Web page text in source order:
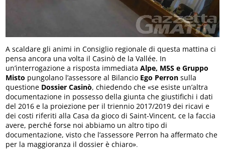
A scaldare gli animi in Consiglio regionale di questa mattina ci
pensa ancora una volta il Casinò de la Vallée. In
un’interrogazione a risposta immediataAlpe, M5S e Gruppo
Misto pungolano l’assessore al Bilancio Ego Perron sulla
questione Dossier Casinò, chiedendo che «se esiste un’altra
documentazione in possesso della giunta che giustifichi i dati
del 2016 e la proiezione per il triennio 2017/2019 dei ricavi e
dei costi riferiti alla Casa da gioco di Saint-Vincent, ce la faccia
avere, perché forse noi abbiamo un altro tipo di
documentazione, visto che l’assessore Perron ha affermato che
per la maggioranza il dossier è chiaro».